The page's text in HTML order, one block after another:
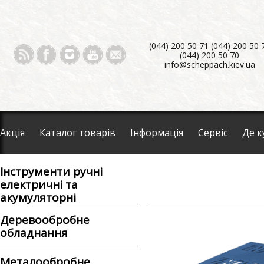
(044) 200 50 71 (044) 200 50
(044) 200 50 70
info@scheppach.kiev.ua
Акція Каталог товарів Інформація Сервіс Де
Інструменти ручні
електричні та
акумуляторні
Деревообробне
обладнання